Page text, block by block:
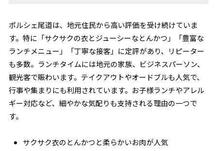
ポルシェ尾道は、地元住民から高い評価を受け続けていま
す。特に「サクサクの衣とジューシーなとんかつ」「豊富な
ランチメニュー」「丁寧な接客」に定評があり、リピーター
も多数。ランチタイムには地元の家族、ビジネスパーソン、
観光客で賑わいます。テイクアウトやオードブルも人気で、
行事や集まりにも利用されています。お子様ランチやアレル
ギー対応など、細やかな気配りも支持される理由の一つで
す。
サクサク衣のとんかつと柔らかいお肉が人気